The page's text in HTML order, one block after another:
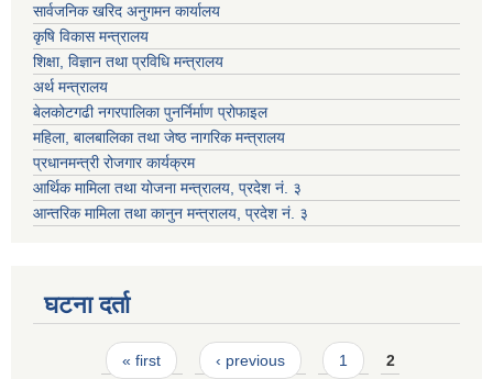
सार्वजनिक खरिद अनुगमन कार्यालय
कृषि विकास मन्त्रालय
शिक्षा, विज्ञान तथा प्रविधि मन्त्रालय
अर्थ मन्त्रालय
बेलकोटगढी नगरपालिका पुनर्निर्माण प्रोफाइल
महिला, बालबालिका तथा जेष्ठ नागरिक मन्त्रालय
प्रधानमन्त्री रोजगार कार्यक्रम
आर्थिक मामिला तथा योजना मन्त्रालय, प्रदेश नं. ३
आन्तरिक मामिला तथा कानुन मन्त्रालय, प्रदेश नं. ३
घटना दर्ता
Pages« first ‹ previous 1 2